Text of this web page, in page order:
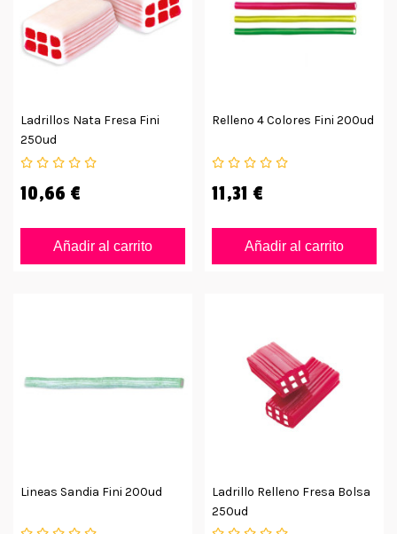
Ladrillos Nata Fresa Fini
250ud
10,66 €
Añadir al carrito
Relleno 4 Colores Fini 200ud
11,31 €
Añadir al carrito
Lineas Sandia Fini 200ud
Ladrillo Relleno Fresa Bolsa
250ud